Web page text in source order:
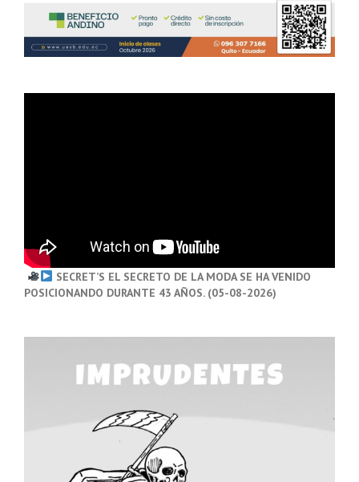
SECRET’S EL SECRETO DE LA MODA SE HA VENIDO
POSICIONANDO DURANTE 43 AÑOS. (05-08-2026)